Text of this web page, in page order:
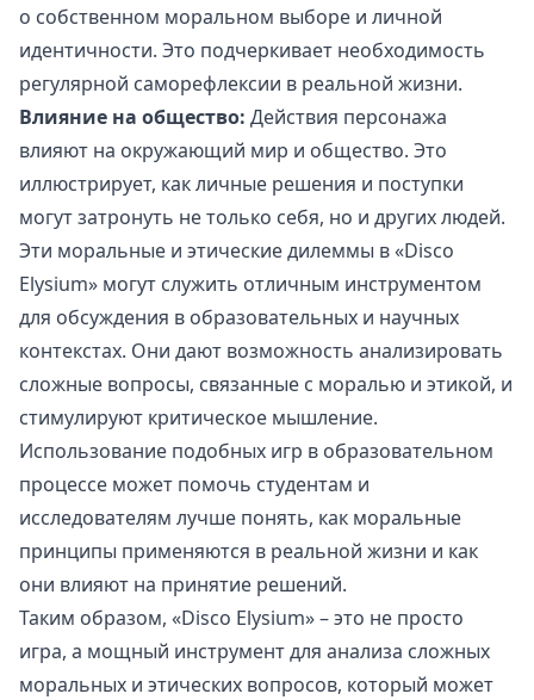
о собственном моральном выборе и личной
идентичности. Это подчеркивает необходимость
регулярной саморефлексии в реальной жизни.
Влияние на общество: Действия персонажа
влияют на окружающий мир и общество. Это
иллюстрирует, как личные решения и поступки
могут затронуть не только себя, но и других людей.
Эти моральные и этические дилеммы в «Disco
Elysium» могут служить отличным инструментом
для обсуждения в образовательных и научных
контекстах. Они дают возможность анализировать
сложные вопросы, связанные с моралью и этикой, и
стимулируют критическое мышление.
Использование подобных игр в образовательном
процессе может помочь студентам и
исследователям лучше понять, как моральные
принципы применяются в реальной жизни и как
они влияют на принятие решений.
Таким образом, «Disco Elysium» – это не просто
игра, а мощный инструмент для анализа сложных
моральных и этических вопросов, который может